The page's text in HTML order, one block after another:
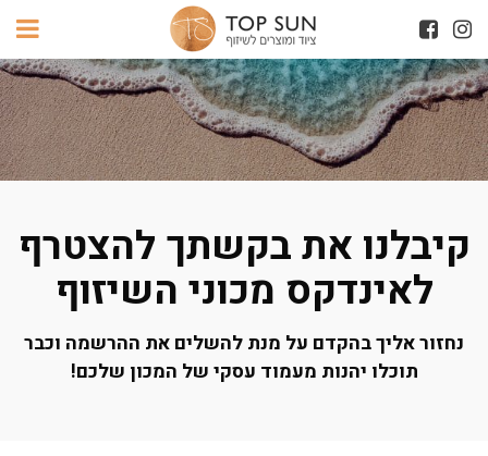
קיבלנו את בקשתך להצטרף
לאינדקס מכוני השיזוף
נחזור אליך בהקדם על מנת להשלים את ההרשמה וכבר
תוכלו יהנות מעמוד עסקי של המכון שלכם!